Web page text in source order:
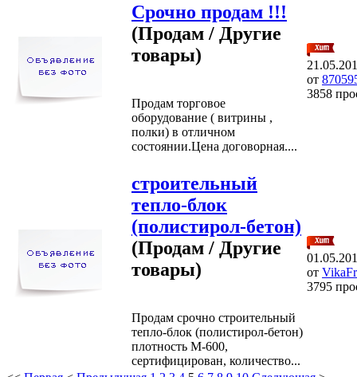
Срочно продам !!!
(Продам / Другие
товары)
Продам торговое
оборудование ( витрины ,
полки) в отличном
состоянии.Цена договорная....
от
3858
строительный
тепло-блок
(полистирол-бетон)
(Продам / Другие
товары)
Продам срочно строительный
тепло-блок (полистирол-бетон)
плотность М-600,
сертифицирован, количество...
от
3795